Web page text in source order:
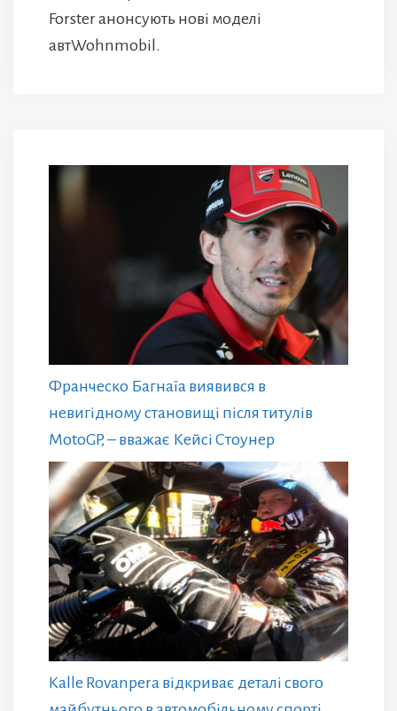
Forster анонсують нові моделі
автWohnmobil.
Франческо Багнаїа виявився в
невигідному становищі після титулів
MotoGP, – вважає Кейсі Стоунер
Kalle Rovanpera відкриває деталі свого